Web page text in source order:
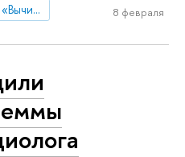
Образовательная программа «Вычислительные социальные науки»
8 февраля